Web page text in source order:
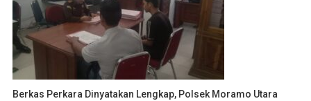
Berkas Perkara Dinyatakan Lengkap, Polsek Moramo Utara